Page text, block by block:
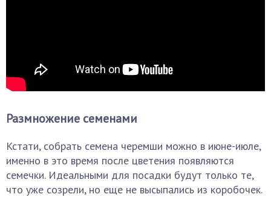
Размножение семенами
Кстати, собрать семена черемши можно в июне-июле,
именно в это время после цветения появляются
семечки. Идеальными для посадки будут только те,
что уже созрели, но еще не высыпались из коробочек.